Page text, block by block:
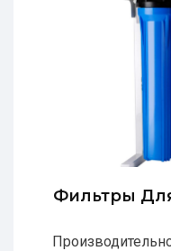
Фильтры